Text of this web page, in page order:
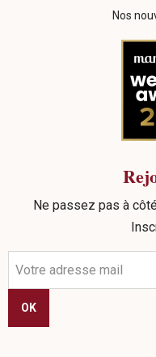
Nos
Ne passez pas à
OK